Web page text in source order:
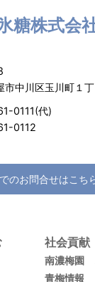
糖株式会
市中川区玉川町１
0111(代)
0112
のお問合せはこち
社会貢献
南濃梅園
青梅情報